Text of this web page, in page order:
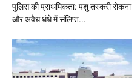
पुलिस की प्राथमिकता: पशु तस्करी रोकना
और अवैध धंधे में संलिप्त...